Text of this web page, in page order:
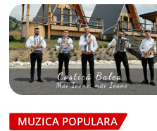
MUZICA POPULARA